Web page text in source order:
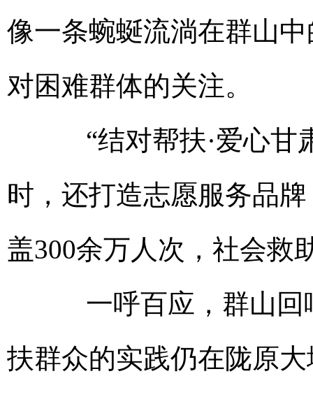
像一条蜿蜒流淌在群山
对困难群体的关注。
“结对帮扶·爱心甘
时，还打造志愿服务品
盖300余万人次，社会救
一呼百应，群山回
扶群众的实践仍在陇原